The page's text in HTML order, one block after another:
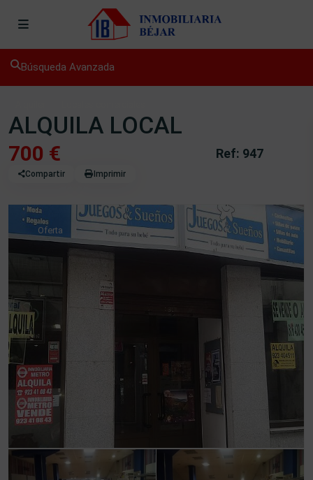
Búsqueda Avanzada
ALQUILA LOCAL
Ref: 947
700 €
Compartir Imprimir
Oferta